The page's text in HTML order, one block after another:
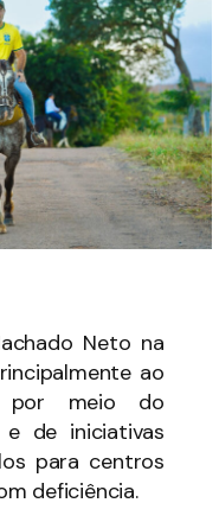
Neto na
ao
por meio do
e de iniciativas
para centros
deficiência.